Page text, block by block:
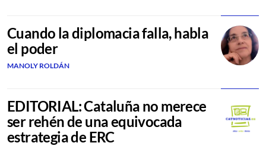
Cuando la diplomacia falla, habla
el poder
MANOLY ROLDÁN
EDITORIAL: Cataluña no merece
ser rehén de una equivocada
estrategia de ERC